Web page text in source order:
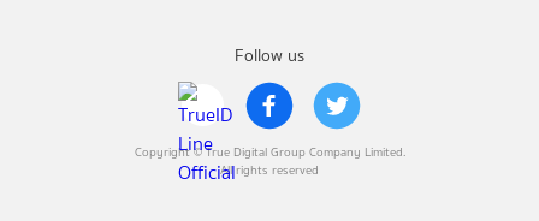
Follow us
Copyright © True Digital Group Company Limited.
All rights reserved